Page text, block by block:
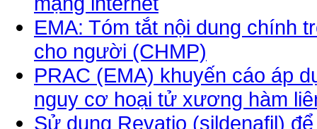
EMA: Tóm tắt nội dung chính
cho người (CHMP)
PRAC (EMA) khuyến cáo áp
nguy cơ hoại tử xương hàm
Sử dụng Revatio (sildenafil)